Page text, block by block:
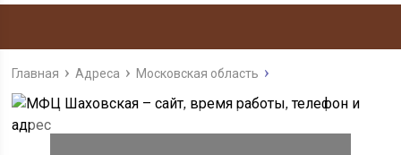
Главная Адреса Московская область